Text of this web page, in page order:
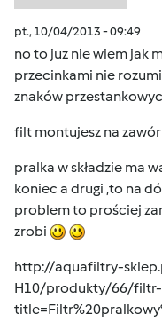
pt., 10/04/2013 - 09:49
no to juz nie wiem jak
przecinkami nie
znaków
filt montujesz na zawór
pralka w składzie ma
koniec a drugi ,to na
problem to prościej
zrobi
http://aquafiltry-
H10/produkty/66/